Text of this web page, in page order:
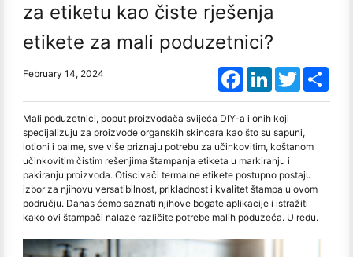
za etiketu kao čiste rješenja
etikete za mali poduzetnici?
February 14, 2024 FacebookLinkedInTwitter
Mali poduzetnici, poput proizvođača svijeća DIY-a i onih koji
specijalizuju za proizvode organskih skincara kao što su sapuni,
lotioni i balme, sve više priznaju potrebu za učinkovitim, koštanom
učinkovitim čistim rešenjima štampanja etiketa u markiranju i
pakiranju proizvoda. Otiscivači termalne etikete postupno postaju
izbor za njihovu versatibilnost, prikladnost i kvalitet štampa u ovom
području. Danas ćemo saznati njihove bogate aplikacije i istražiti
kako ovi štampači nalaze različite potrebe malih poduzeća. U redu.